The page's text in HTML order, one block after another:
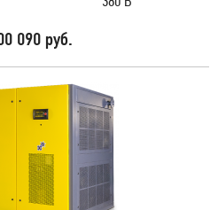
090 руб.